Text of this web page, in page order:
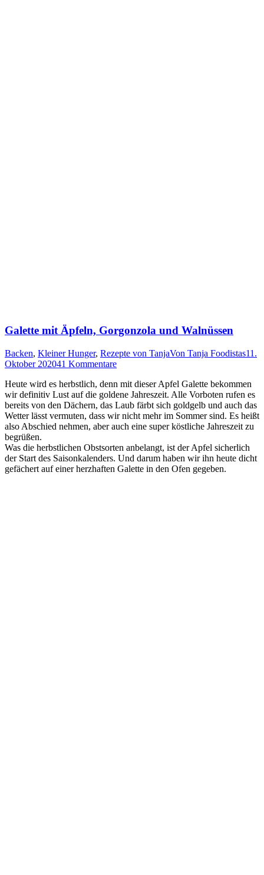
Galette mit Äpfeln, Gorgonzola und Walnüssen
Backen, Kleiner Hunger, Rezepte von TanjaVon Tanja Foodistas11.
Oktober 202041 Kommentare
Heu­te wird es herbst­lich, denn mit die­ser Apfel Galet­te bekom­men
wir defi­ni­tiv Lust auf die gol­de­ne Jah­res­zeit. Alle Vor­bo­ten rufen es
bereits von den Dächern, das Laub färbt sich gold­gelb und auch das
Wet­ter lässt ver­mu­ten, dass wir nicht mehr im Som­mer sind. Es heißt
also Abschied neh­men, aber auch eine super köst­li­che Jah­res­zeit zu
begrüßen.
Was die herbst­li­chen Obst­sor­ten anbe­langt, ist der Apfel sicher­lich
der Start des Sai­son­ka­len­ders. Und dar­um haben wir ihn heu­te dicht
gefä­chert auf einer herz­haf­ten Galet­te in den Ofen gegeben.